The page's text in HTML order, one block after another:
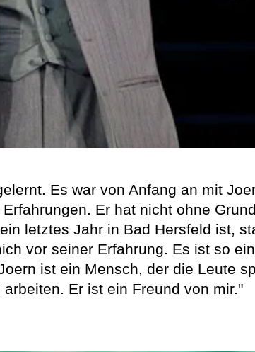
Es war von Anfang an mit
Er hat nicht ohne
letztes Jahr in Bad Hersfeld ist,
vor seiner Erfahrung. Es ist so
ist ein Mensch, der die Leute
Er ist ein Freund von mir."